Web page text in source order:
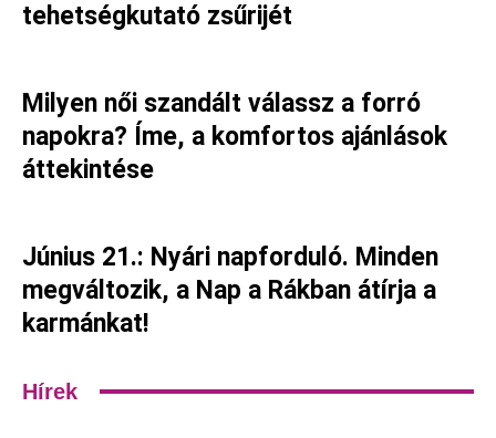
tehetségkutató zsűrijét
Milyen női szandált válassz a forró
napokra? Íme, a komfortos ajánlások
áttekintése
Június 21.: Nyári napforduló. Minden
megváltozik, a Nap a Rákban átírja a
karmánkat!
Hírek